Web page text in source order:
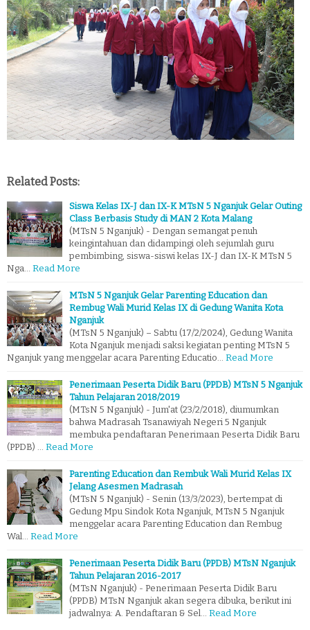
Related Posts:
Siswa Kelas IX-J dan IX-K MTsN 5 Nganjuk Gelar Outing
Class Berbasis Study di MAN 2 Kota Malang
(MTsN 5 Nganjuk) - Dengan semangat penuh
keingintahuan dan didampingi oleh sejumlah guru
pembimbing, siswa-siswi kelas IX-J dan IX-K MTsN 5
Nga… Read More
MTsN 5 Nganjuk Gelar Parenting Education dan
Rembug Wali Murid Kelas IX di Gedung Wanita Kota
Nganjuk
(MTsN 5 Nganjuk) – Sabtu (17/2/2024), Gedung Wanita
Kota Nganjuk menjadi saksi kegiatan penting MTsN 5
Nganjuk yang menggelar acara Parenting Educatio… Read More
Penerimaan Peserta Didik Baru (PPDB) MTsN 5 Nganjuk
Tahun Pelajaran 2018/2019
(MTsN 5 Nganjuk) - Jum'at (23/2/2018), diumumkan
bahwa Madrasah Tsanawiyah Negeri 5 Nganjuk
membuka pendaftaran Penerimaan Peserta Didik Baru
(PPDB) … Read More
Parenting Education dan Rembuk Wali Murid Kelas IX
Jelang Asesmen Madrasah
(MTsN 5 Nganjuk) - Senin (13/3/2023), bertempat di
Gedung Mpu Sindok Kota Nganjuk, MTsN 5 Nganjuk
menggelar acara Parenting Education dan Rembug
Wal… Read More
Penerimaan Peserta Didik Baru (PPDB) MTsN Nganjuk
Tahun Pelajaran 2016-2017
(MTsN Nganjuk) - Penerimaan Peserta Didik Baru
(PPDB) MTsN Nganjuk akan segera dibuka, berikut ini
jadwalnya: A. Pendaftaran & Sel… Read More